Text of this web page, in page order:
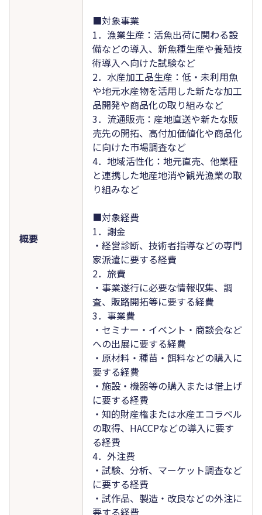
概要
■対象事業
1．漁業生産：活魚出荷に関わる設
備などの導入、新魚種生産や養殖技
術導入へ向けた試験など
2．水産加工品生産：低・未利用魚
や地元水産物を活用した新たな加工
品開発や商品化の取り組みなど
3．流通販売：産地直送や新たな販
売先の開拓、高付加価値化や商品化
に向けた市場調査など
4．地域活性化：地元直売、他業種
と連携した地産地消や観光漁業の取
り組みなど
■対象経費
1．謝金
・経営診断、技術者指導などの専門
家派遣に要する経費
2．旅費
・事業遂行に必要な情報収集、調
査、販路開拓等に要する経費
3．事業費
・セミナー・イベント・商談会など
への出展に要する経費
・原材料・種苗・餌料などの購入に
要する経費
・施設・機器等の購入または借上げ
に要する経費
・知的財産権または水産エコラベル
の取得、HACCPなどの導入に要す
る経費
4．外注費
・試験、分析、マーケット調査など
に要する経費
・試作品、製造・改良などの外注に
要する経費